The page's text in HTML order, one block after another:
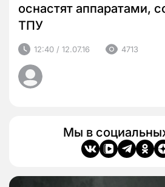
оснастят аппаратами,
ТПУ
12:40 / 12.07.16 4713
Мы в